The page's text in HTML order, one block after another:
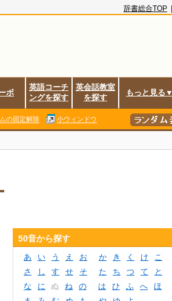
辞書総合TOP
ボ
英語コーチ
ングを探す
英会話教室
を探す
もっと見る▼
の固定解除 小ウィンドウ
50音から探す
あ い う え お か き く け
こ
さ
し す せ そ た ち つ て
と
な
に ぬ ね の は ひ ふ へ
ほ